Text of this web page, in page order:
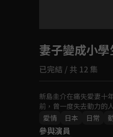
如有不便
妻子變成小學
已完結 / 共 12 集
新島圭介在痛失愛妻十
前，曾一度失去動力的
愛情
日本 日常
參與演員